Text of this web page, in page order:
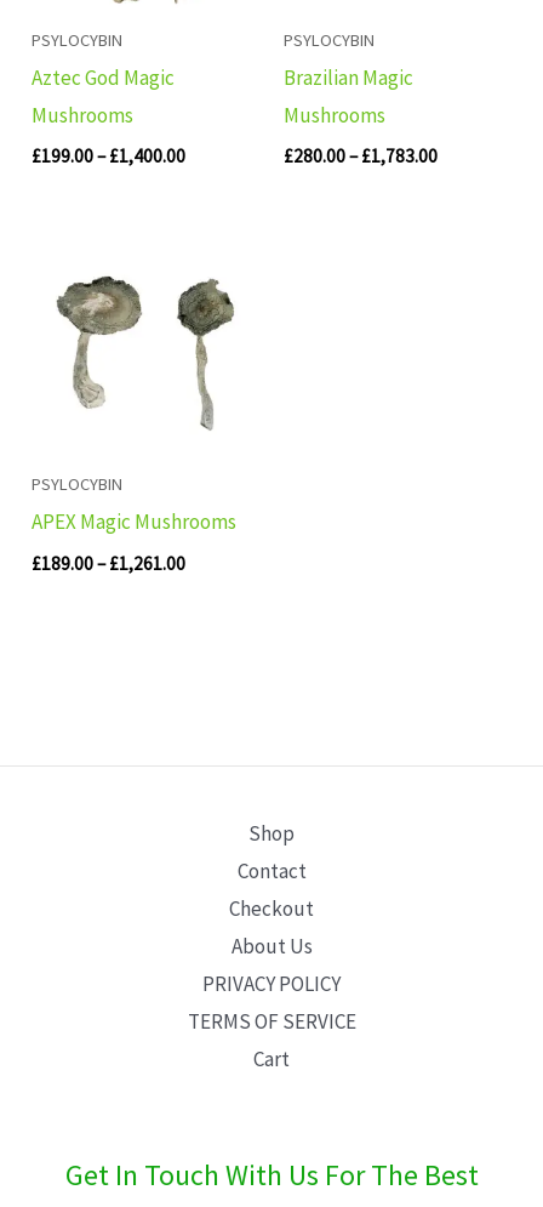
PSYLOCYBIN
Aztec God Magic
Mushrooms
£199.00– £1,400.00
PSYLOCYBIN
Brazilian Magic
Mushrooms
£280.00– £1,783.00
PSYLOCYBIN
APEX Magic Mushrooms
£189.00– £1,261.00
£189.00
through
£1,261.00
Shop
Contact
Checkout
About Us
PRIVACY POLICY
TERMS OF SERVICE
Cart
Get In Touch With Us For The Best